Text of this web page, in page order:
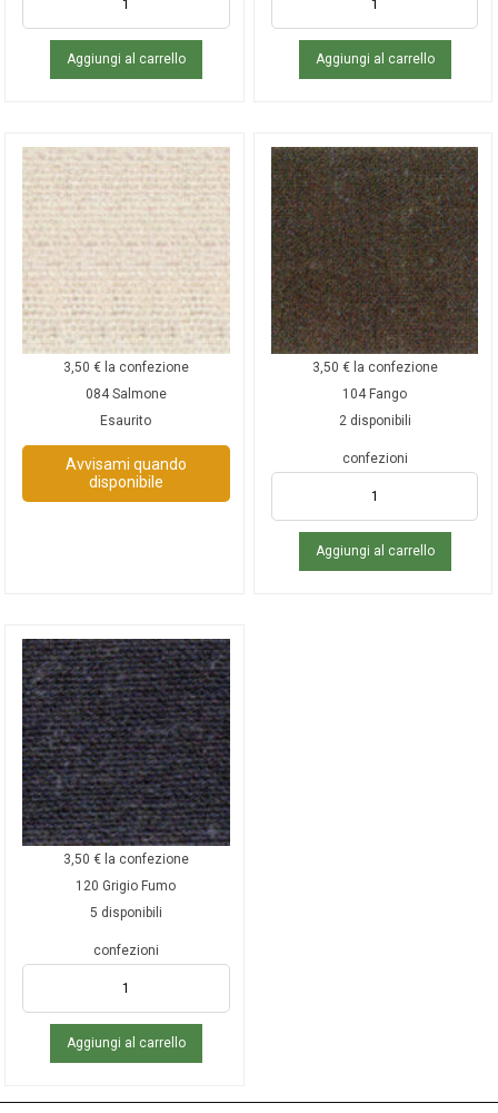
Aggiungi al carrello Aggiungi al carrello
3,50 € la confezione
084 Salmone
Esaurito
Avvisami quando
disponibile
3,50 € la confezione
104 Fango
2 disponibili
confezioni
Aggiungi al carrello
3,50 € la confezione
120 Grigio Fumo
5 disponibili
confezioni
Aggiungi al carrello